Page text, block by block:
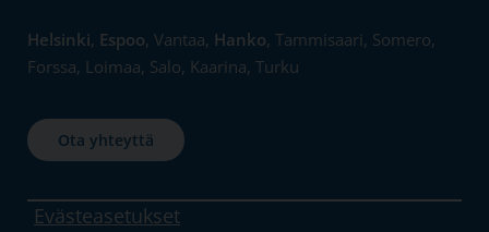
Helsinki, Espoo, Vantaa, Hanko, Tammisaari, Somero,
Forssa, Loimaa, Salo, Kaarina, Turku
Ota yhteyttä
Evästeasetukset